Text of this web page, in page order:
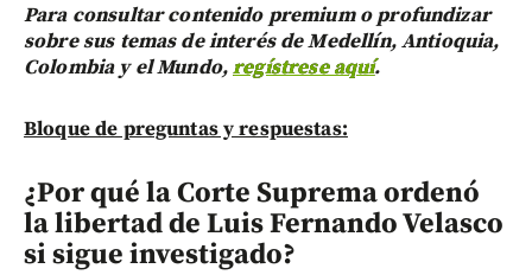
Para consultar contenido premium o profundizar
sobre sus temas de interés de Medellín, Antioquia,
Colombia y el Mundo,regístrese aquí.
Bloque de preguntas y respuestas:
¿Por qué la Corte Suprema ordenó
la libertad de Luis Fernando Velasco
si sigue investigado?